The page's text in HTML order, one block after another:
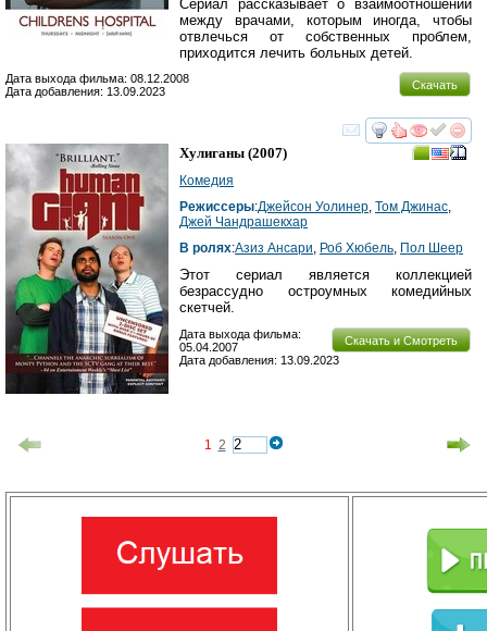
Сериал рассказывает о взаимоотношении
между врачами, которым иногда, чтобы
отвлечься от собственных проблем,
приходится лечить больных детей.
Скачать
Дата выхода фильма: 08.12.2008
Дата добавления: 13.09.2023
смотреть
Хулиганы (2007)
Комедия
Режиссеры:Джейсон Уолинер, Том Джинас,
Джей Чандрашекхар
В ролях:Азиз Ансари, Роб Хюбель, Пол Шеер
Этот сериал является коллекцией
безрассудно остроумных комедийных
скетчей.
Скачать и Смотреть
Дата выхода фильма:
05.04.2007
Дата добавления: 13.09.2023
1 2